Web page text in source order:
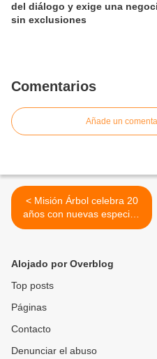
del diálogo y exige una
sin exclusiones
Comentarios
Añade un
< Misión Árbol celebra 20
años con nuevas especies
protegidas desde el Parque
Alojado por Overblog
Top posts
Páginas
Contacto
Denunciar el abuso